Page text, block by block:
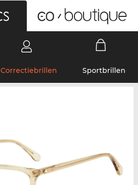
Correctiebrillen Sportbrillen